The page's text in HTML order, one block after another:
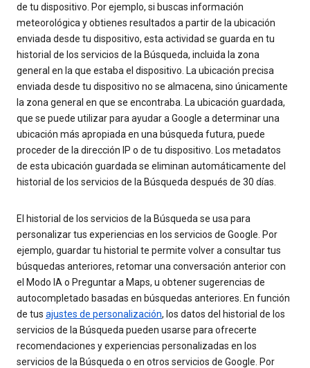
de tu dispositivo. Por ejemplo, si buscas información
meteorológica y obtienes resultados a partir de la ubicación
enviada desde tu dispositivo, esta actividad se guarda en tu
historial de los servicios de la Búsqueda, incluida la zona
general en la que estaba el dispositivo. La ubicación precisa
enviada desde tu dispositivo no se almacena, sino únicamente
la zona general en que se encontraba. La ubicación guardada,
que se puede utilizar para ayudar a Google a determinar una
ubicación más apropiada en una búsqueda futura, puede
proceder de la dirección IP o de tu dispositivo. Los metadatos
de esta ubicación guardada se eliminan automáticamente del
historial de los servicios de la Búsqueda después de 30 días.
El historial de los servicios de la Búsqueda se usa para
personalizar tus experiencias en los servicios de Google. Por
ejemplo, guardar tu historial te permite volver a consultar tus
búsquedas anteriores, retomar una conversación anterior con
el Modo IA o Preguntar a Maps, u obtener sugerencias de
autocompletado basadas en búsquedas anteriores. En función
de tus ajustes de personalización, los datos del historial de los
servicios de la Búsqueda pueden usarse para ofrecerte
recomendaciones y experiencias personalizadas en los
servicios de la Búsqueda o en otros servicios de Google. Por